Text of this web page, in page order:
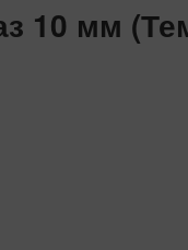
10 мм